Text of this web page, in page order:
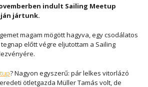
indult Sailing Meetup
jártunk.
magam mögött hagyva, egy csodálatos
előtt végre eljutottam a Sailing
? Nagyon egyszerű: pár lelkes vitorlázó
ötletgazda Müller Tamás volt, de